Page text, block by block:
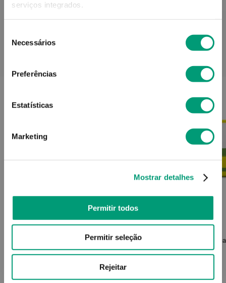
serviços integrados.
Necessários
Preferências
Estatísticas
Marketing
Mostrar detalhes
Permitir todos
Permitir seleção
Rejeitar
ARKOCÁPSULAS
Arkocápsulas Cáps Carbo Activ 40
11,37 €